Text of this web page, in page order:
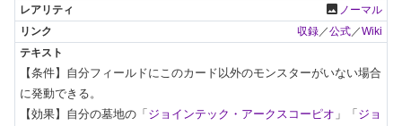
photo ノーマル
収録 ／公式 ／Wiki
【条件】自分フィールドにこのカード以外のモンスターがいない場合
に発動できる。
【効果】自分の墓地の「ジョインテック・アークスコーピオ 」「ジョ